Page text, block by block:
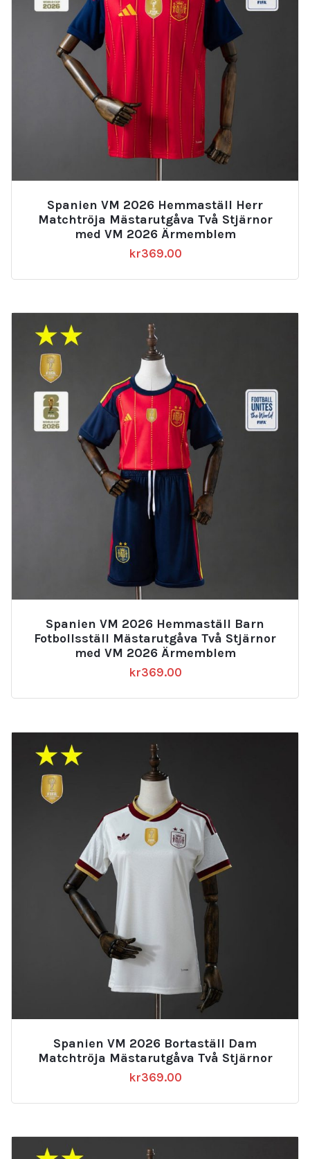
Spanien VM 2026 Hemmaställ Herr
Matchtröja Mästarutgåva Två Stjärnor
med VM 2026 Ärmemblem
kr369.00
Spanien VM 2026 Hemmaställ Barn
Fotbollsställ Mästarutgåva Två Stjärnor
med VM 2026 Ärmemblem
kr369.00
Spanien VM 2026 Bortaställ Dam
Matchtröja Mästarutgåva Två Stjärnor
kr369.00